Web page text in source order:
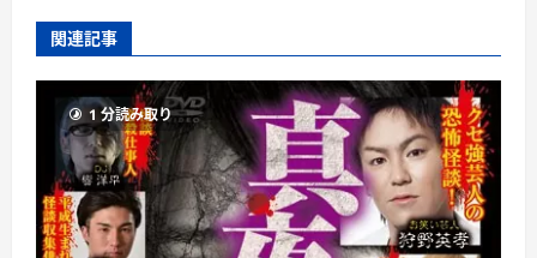
関連記事
1 分読み取り